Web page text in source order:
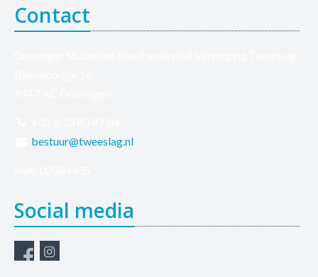
Contact
bestuur@tweeslag.nl
Social media